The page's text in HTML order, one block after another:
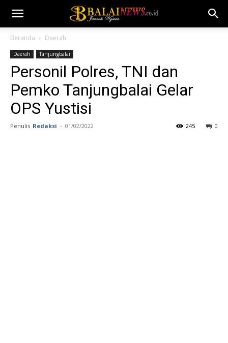
Beranda Daerah
Daerah Tanjungbalai
Personil Polres, TNI dan
Pemko Tanjungbalai Gelar
OPS Yustisi
Penulis Redaksi - 01/02/2022 0
245